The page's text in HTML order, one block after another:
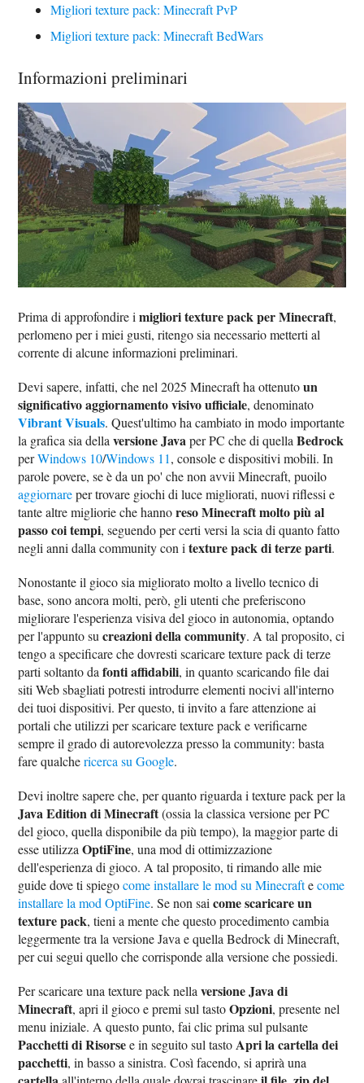
Migliori texture pack: Minecraft PvP
Migliori texture pack: Minecraft BedWars
Informazioni preliminari
Prima di approfondire imigliori texture pack per Minecraft,
perlomeno per i miei gusti, ritengo sia necessario metterti al
corrente di alcune informazioni preliminari.
Devi sapere, infatti, che nel 2025 Minecraft ha ottenutoun
significativo aggiornamento visivo ufficiale, denominato
Vibrant Visuals. Quest'ultimo ha cambiato in modo importante
la grafica sia dellaversione Javaper PC che di quellaBedrock
perWindows 10/Windows 11, console e dispositivi mobili. In
parole povere, se è da un po' che non avvii Minecraft, puoilo
aggiornareper trovare giochi di luce migliorati, nuovi riflessi e
tante altre migliorie che hannoreso Minecraft molto più al
passo coi tempi, seguendo per certi versi la scia di quanto fatto
negli anni dalla community con itexture pack di terze parti.
Nonostante il gioco sia migliorato molto a livello tecnico di
base, sono ancora molti, però, gli utenti che preferiscono
migliorare l'esperienza visiva del gioco in autonomia, optando
per l'appunto sucreazioni della community. A tal proposito, ci
tengo a specificare che dovresti scaricare texture pack di terze
parti soltanto dafonti affidabili, in quanto scaricando file dai
siti Web sbagliati potresti introdurre elementi nocivi all'interno
dei tuoi dispositivi. Per questo, ti invito a fare attenzione ai
portali che utilizzi per scaricare texture pack e verificarne
sempre il grado di autorevolezza presso la community: basta
fare qualchericerca su Google.
Devi inoltre sapere che, per quanto riguarda i texture pack per la
Java Edition di Minecraft(ossia la classica versione per PC
del gioco, quella disponibile da più tempo), la maggior parte di
esse utilizzaOptiFine, una mod di ottimizzazione
dell'esperienza di gioco. A tal proposito, ti rimando alle mie
guide dove ti spiegocome installare le mod su Minecraftecome
installare la mod OptiFine. Se non saicome scaricare un
texture pack, tieni a mente che questo procedimento cambia
leggermente tra la versione Java e quella Bedrock di Minecraft,
per cui segui quello che corrisponde alla versione che possiedi.
Per scaricare una texture pack nellaversione Java di
Minecraft, apri il gioco e premi sul tastoOpzioni, presente nel
menu iniziale. A questo punto, fai clic prima sul pulsante
Pacchetti di Risorsee in seguito sul tasto Apri la cartella dei
pacchetti, in basso a sinistra. Così facendo, si aprirà una